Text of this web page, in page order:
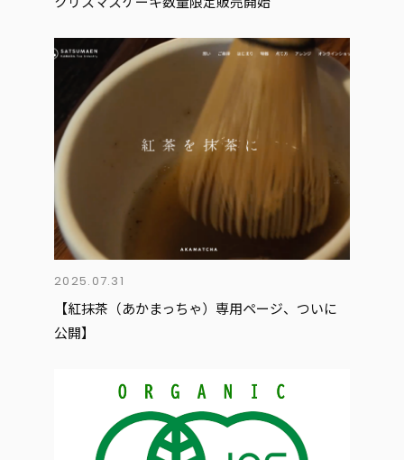
2025.07.31
【紅抹茶（あかまっちゃ）専用ページ、ついに
公開】